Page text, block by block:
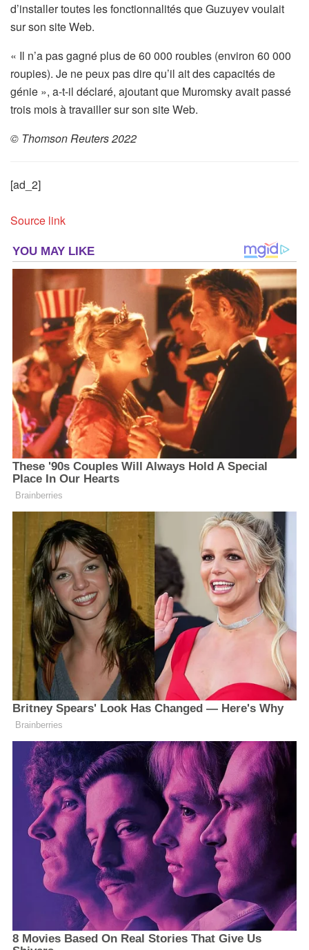
d’installer toutes les fonctionnalités que Guzuyev voulait
sur son site Web.
« Il n’a pas gagné plus de 60 000 roubles (environ 60 000
roupies). Je ne peux pas dire qu’il ait des capacités de
génie », a-t-il déclaré, ajoutant que Muromsky avait passé
trois mois à travailler sur son site Web.
© Thomson Reuters 2022
[ad_2]
Source link